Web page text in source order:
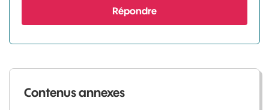
Répondre
Contenus annexes